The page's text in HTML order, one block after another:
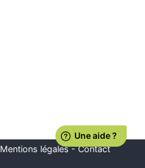
Mentions légales-Contact